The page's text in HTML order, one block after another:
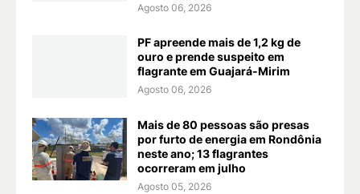
Agosto 06, 2026
PF apreende mais de 1,2 kg de
ouro e prende suspeito em
flagrante em Guajará-Mirim
Agosto 06, 2026
Mais de 80 pessoas são presas
por furto de energia em Rondônia
neste ano; 13 flagrantes
ocorreram em julho
Agosto 05, 2026